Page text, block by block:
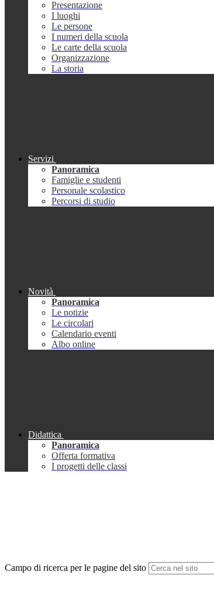
Presentazione
I luoghi
Le persone
I numeri della scuola
Le carte della scuola
Organizzazione
La storia
Servizi
Panoramica
Famiglie e studenti
Personale scolastico
Percorsi di studio
Novità
Panoramica
Le notizie
Le circolari
Calendario eventi
Albo online
Didattica
Panoramica
Offerta formativa
I progetti delle classi
Campo di ricerca per le pagine del sito